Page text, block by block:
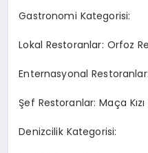
Gastronomi Kategorisi:
Lokal Restoranlar: Orfoz
Enternasyonal
Şef Restoranlar: Maça Kızı
Denizcilik Kategorisi: